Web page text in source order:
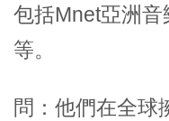
包括Mnet亞洲
等。
問：他們在全球